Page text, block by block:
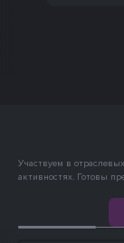
Участвуем в
активностях. Готовы